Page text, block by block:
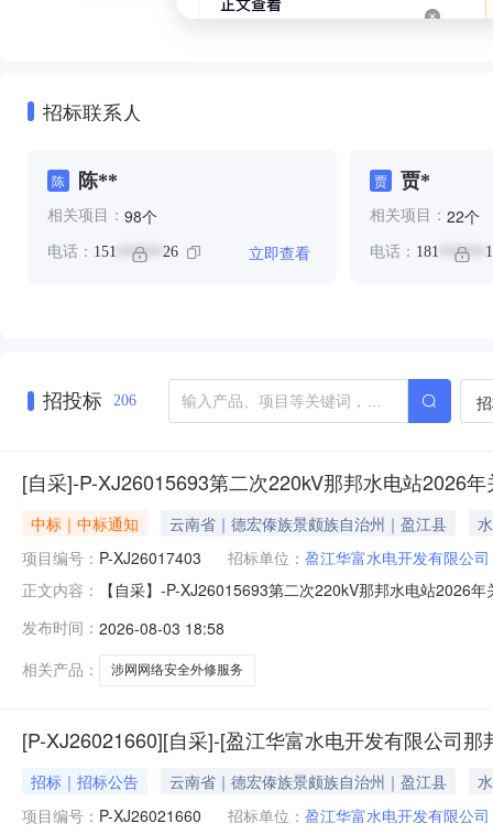
招标联系人
陈 陈**
相关项目： 98个
电话： 151 ****** 26 立即查看
贾 贾*
相关项目： 22个
电话： 181 ******
招投标 206
[自采]-P-XJ26015693第二次220kV那邦水电站2026
中标｜中标通知 云南省｜德宏傣族景颇族自治州｜盈江县
项目编号： P-XJ26017403 招标单位： 盈江华富水电开发有限公司
正文内容：
【自采】-P-XJ26015693第二次220kV那邦水电站2026
发布时间： 2026-08-03 18:58
相关产品：
涉网网络安全外修服务
[P-XJ26021660][自采]-[盈江华富水电开发有限公司
招标｜招标公告 云南省｜德宏傣族景颇族自治州｜盈江县
项目编号： P-XJ26021660 招标单位： 盈江华富水电开发有限公司